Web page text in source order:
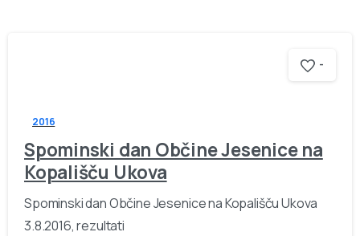
-
2016
Spominski dan Občine Jesenice na
Kopališču Ukova
Spominski dan Občine Jesenice na Kopališču Ukova
3.8.2016, rezultati